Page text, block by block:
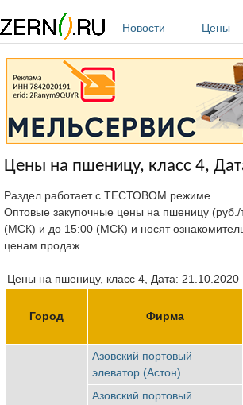
Новости
Цены
Цены на пшеницу, класс 4,
Раздел работает с ТЕСТОВОМ режиме
Оптовые закупочные цены на пшеницу
(МСК) и до 15:00 (МСК) и носят
ценам продаж.
Цены на пшеницу, класс 4, Дата: 21.10.2020
Город Фирма
Азовский портовый
элеватор (Астон)
Азовский портовый